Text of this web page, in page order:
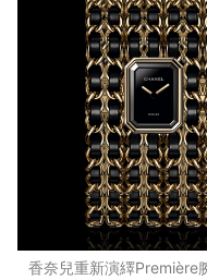
香奈兒重新演繹Première